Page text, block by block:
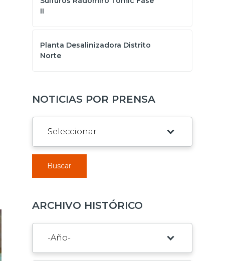
II
Planta Desalinizadora Distrito
Norte
NOTICIAS POR PRENSA
Buscar
ARCHIVO HISTÓRICO